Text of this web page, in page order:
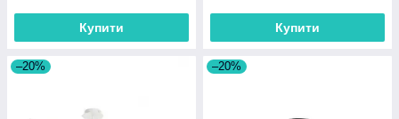
Купити Купити
–20% –20%